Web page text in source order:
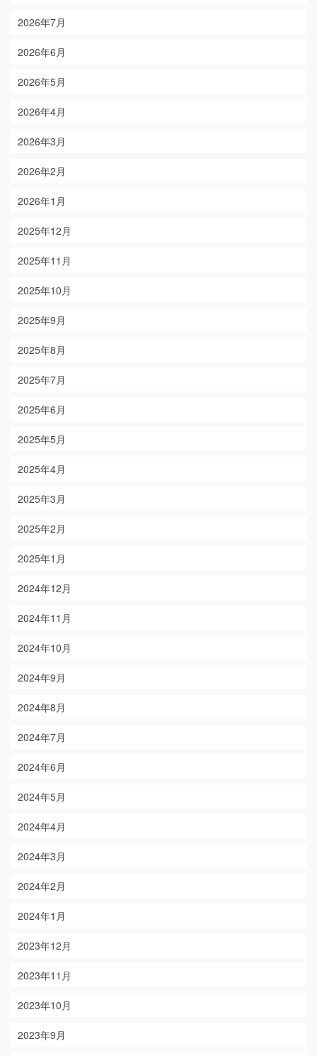
2026年7月
2026年6月
2026年5月
2026年4月
2026年3月
2026年2月
2026年1月
2025年12月
2025年11月
2025年10月
2025年9月
2025年8月
2025年7月
2025年6月
2025年5月
2025年4月
2025年3月
2025年2月
2025年1月
2024年12月
2024年11月
2024年10月
2024年9月
2024年8月
2024年7月
2024年6月
2024年5月
2024年4月
2024年3月
2024年2月
2024年1月
2023年12月
2023年11月
2023年10月
2023年9月